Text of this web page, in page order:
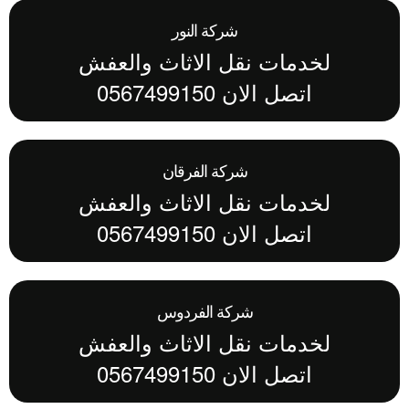
شركة النور
لخدمات نقل الاثاث والعفش
اتصل الان 0567499150
شركة الفرقان
لخدمات نقل الاثاث والعفش
اتصل الان 0567499150
شركة الفردوس
لخدمات نقل الاثاث والعفش
اتصل الان 0567499150